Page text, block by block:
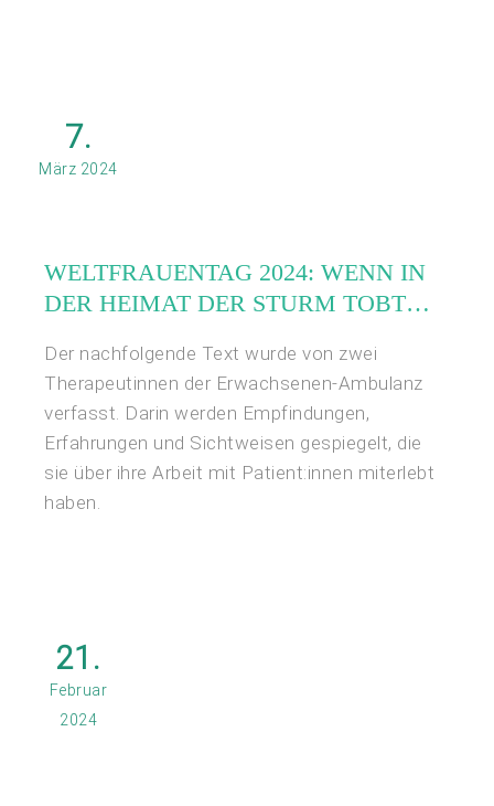
7.
März 2024
WELTFRAUENTAG 2024: WENN IN
DER HEIMAT DER STURM TOBT…
Der nachfolgende Text wurde von zwei
Therapeutinnen der Erwachsenen-Ambulanz
verfasst. Darin werden Empfindungen,
Erfahrungen und Sichtweisen gespiegelt, die
sie über ihre Arbeit mit Patient:innen miterlebt
haben.
21.
Februar
2024